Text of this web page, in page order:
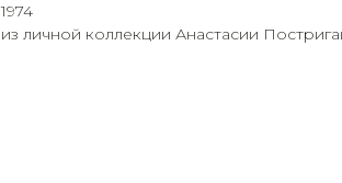
1974
из личной коллекции Анастасии